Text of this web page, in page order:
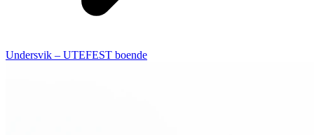
Undersvik – UTEFEST boende